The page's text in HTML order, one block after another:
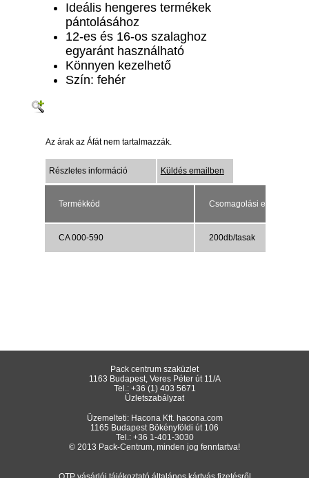
Ideális hengeres termékek
pántolásához
12-es és 16-os szalaghoz
egyaránt használható
Könnyen kezelhető
Szín: fehér
Az árak az Áfát nem tartalmazzák.
Részletes információ Küldés emailben
Termékkód Csomagolási egység
CA 000-590 200db/tasak
Pack centrum szaküzlet
1163 Budapest, Veres Péter út 11/A
Tel.: +36 (1) 403 5671
Üzletszabályzat
Üzemelteti: Hacona Kft. hacona.com
1165 Budapest Bökényföldi út 106
Tel.: +36 1-401-3030
© 2013 Pack-Centrum, minden jog fenntartva!